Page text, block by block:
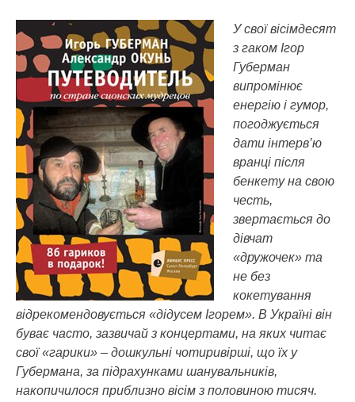
У свої вісімдесят
з гаком Ігор
Губерман
випромінює
енергію і гумор,
погоджується
дати інтерв’ю
вранці після
бенкету на свою
честь,
звертається до
дівчат
«дружочек» та
не без
кокетування
відрекомендовується «дідусем Ігорем». В Україні він
буває часто, зазвичай з концертами, на яких читає
свої «гарики» – дошкульні чотиривірші, що їх у
Губермана, за підрахунками шанувальників,
накопичилося приблизно вісім з половиною тисяч.